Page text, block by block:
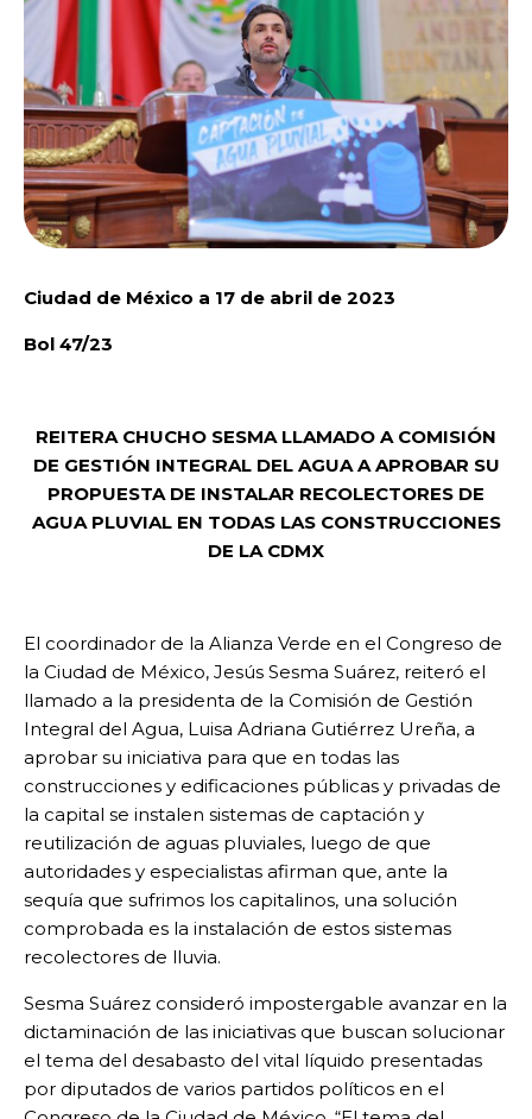
Ciudad de México a 17 de abril de 2023
Bol 47/23
REITERA CHUCHO SESMA LLAMADO A COMISIÓN
DE GESTIÓN INTEGRAL DEL AGUA A APROBAR SU
PROPUESTA DE INSTALAR RECOLECTORES DE
AGUA PLUVIAL EN TODAS LAS CONSTRUCCIONES
DE LA CDMX
El coordinador de la Alianza Verde en el Congreso de
la Ciudad de México, Jesús Sesma Suárez, reiteró el
llamado a la presidenta de la Comisión de Gestión
Integral del Agua, Luisa Adriana Gutiérrez Ureña, a
aprobar su iniciativa para que en todas las
construcciones y edificaciones públicas y privadas de
la capital se instalen sistemas de captación y
reutilización de aguas pluviales, luego de que
autoridades y especialistas afirman que, ante la
sequía que sufrimos los capitalinos, una solución
comprobada es la instalación de estos sistemas
recolectores de lluvia.
Sesma Suárez consideró impostergable avanzar en la
dictaminación de las iniciativas que buscan solucionar
el tema del desabasto del vital líquido presentadas
por diputados de varios partidos políticos en el